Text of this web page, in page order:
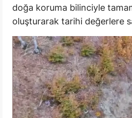
doğa koruma bilinciyle
oluşturarak tarihi değerlere